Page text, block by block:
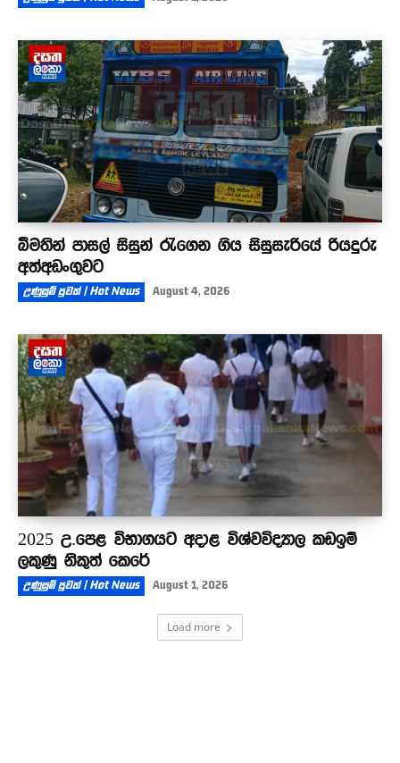
බීමතින් පාසල් සිසුන් රැගෙන ගිය සිසුසැරියේ රියදුරු
අත්අඩංගුවට
උණුසුම් පුවත් | Hot News August 4, 2026
2025 උ.පෙළ විභාගයට අදාළ විශ්වවිද්‍යාල කඩඉම්
ලකුණු නිකුත් කෙරේ
උණුසුම් පුවත් | Hot News August 1, 2026
Load more